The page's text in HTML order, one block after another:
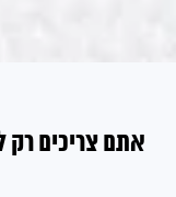
אתם צריכים רק